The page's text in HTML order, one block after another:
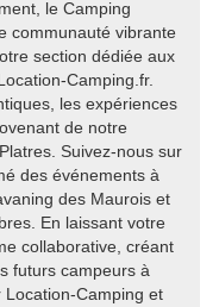
le Camping
communauté vibrante
section dédiée aux
Camping.fr.
les expériences
de notre
Suivez-nous sur
des événements à
des Maurois et
En laissant votre
collaborative, créant
futurs campeurs à
Camping et